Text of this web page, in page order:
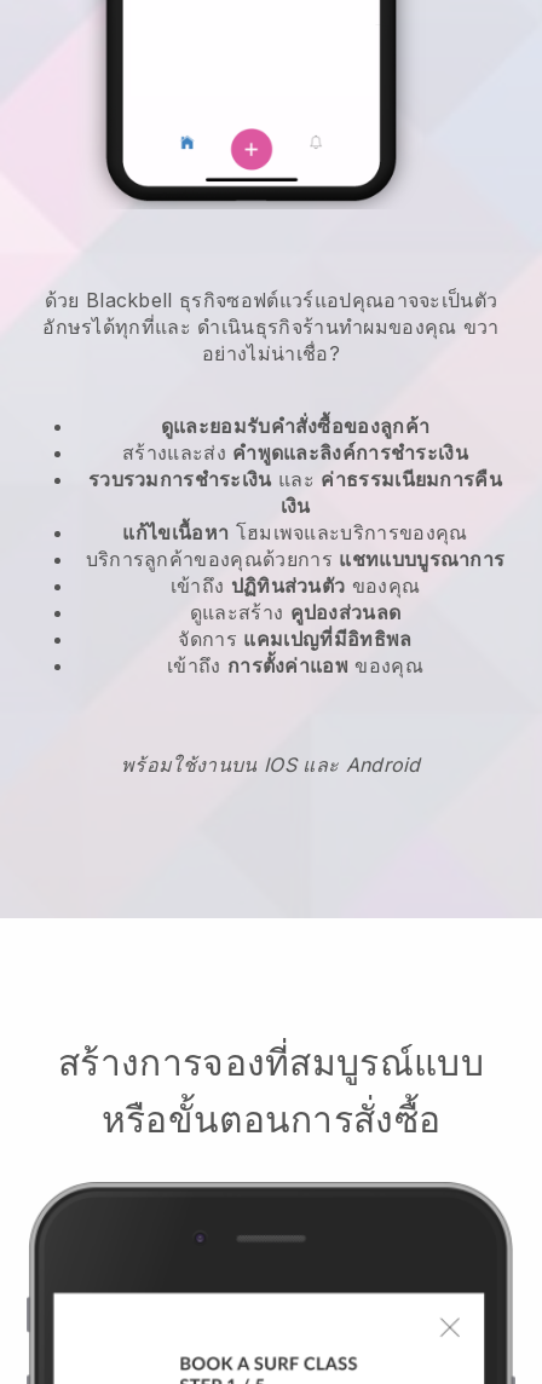
ด้วย Blackbell ธุรกิจซอฟต์แวร์แอปคุณอาจจะเป็นตัว
อักษรได้ทุกที่และ ดำเนินธุรกิจร้านทำผมของคุณ ขวา
อย่างไม่น่าเชื่อ?
ดูและยอมรับคำสั่งซื้อของลูกค้า
สร้างและส่ง คำพูดและลิงค์การชำระเงิน
รวบรวมการชำระเงิน และ ค่าธรรมเนียมการคืน
เงิน
แก้ไขเนื้อหา โฮมเพจและบริการของคุณ
บริการลูกค้าของคุณด้วยการ แชทแบบบูรณาการ
เข้าถึง ปฏิทินส่วนตัว ของคุณ
ดูและสร้าง คูปองส่วนลด
จัดการ แคมเปญที่มีอิทธิพล
เข้าถึง การตั้งค่าแอพ ของคุณ
พร้อมใช้งานบน IOS และ Android
สร้างการจองที่สมบูรณ์แบบ
หรือขั้นตอนการสั่งซื้อ